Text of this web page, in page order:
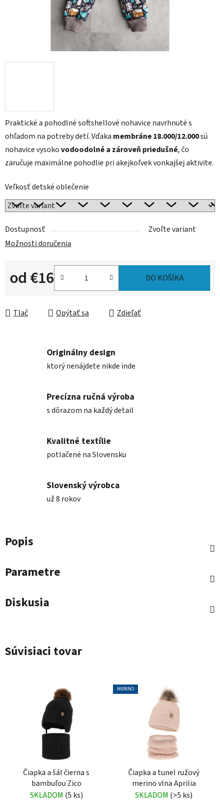
Praktické a pohodlné softshellové nohavice navrhnuté s
ohľadom na potreby detí. Vďaka membráne 18.000/12.000sú
nohavice vysokovodoodolné a zároveň priedušné, čo
zaručuje maximálne pohodlie pri akejkoľvek vonkajšej aktivite.
Veľkosť detské oblečenie
Dostupnosť
Zvoľte variant
Možnosti doručenia
od€16
Jednotková cena:
DO KOŠÍKA
Tlač Opýtať sa Zdieľať
Originálny design
ktorý nenájdete nikde inde
Precízna ručná výroba
s dôrazom na každý detail
Kvalitné textílie
potlačené na Slovensku
Slovenský výrobca
už 8 rokov
Popis
Parametre
Diskusia
Súvisiaci tovar
Čiapka a šál čierna s
bambuľou Zico
SKLADOM (5 ks)
MERINO
Čiapka a tunel ružový
merino vlna Aprilia
SKLADOM (>5 ks)